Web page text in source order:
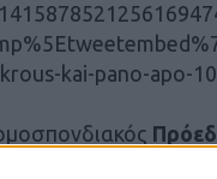
kai-pano-apo-
του για τα